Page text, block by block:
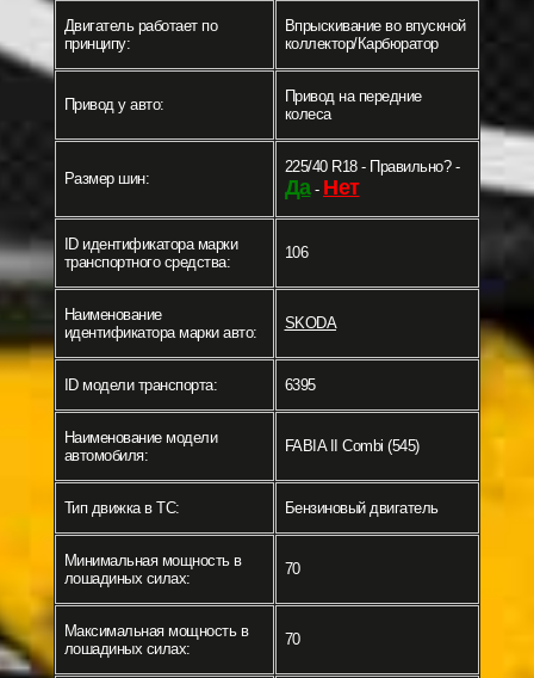
Двигатель работает по
принципу:
Впрыскивание во впускной
коллектор/Карбюратор
Привод у авто:
Привод на передние
колеса
Размер шин:
225/40 R18 - Правильно? -
Да- Нет
ID идентификатора марки
транспортного средства:
106
Наименование
идентификатора марки авто:
SKODA
ID модели транспорта: 6395
Наименование модели
автомобиля:
FABIA II Combi (545)
Тип движка в ТС: Бензиновый двигатель
Минимальная мощность в
лошадиных силах:
70
Максимальная мощность в
лошадиных силах:
70